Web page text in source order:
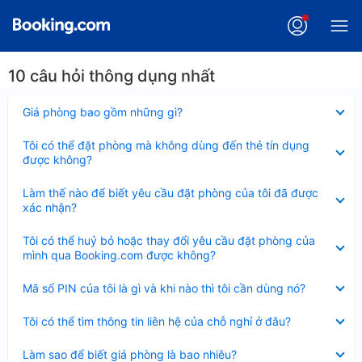
10 câu hỏi thông dụng nhất
Giá phòng bao gồm những gì?
thu
Tôi có thể đặt phòng mà không dùng đến thẻ tín dụng
được không?
thu
gọn
Làm thế nào để biết yêu cầu đặt phòng của tôi đã được
xác nhận?
thu
gọn
Tôi có thể huỷ bỏ hoặc thay đổi yêu cầu đặt phòng của
mình qua Booking.com được không?
thu
gọn
Mã số PIN của tôi là gì và khi nào thì tôi cần dùng nó?
thu
Tôi có thể tìm thông tin liên hệ của chỗ nghỉ ở đâu?
thu
Làm sao để biết giá phòng là bao nhiêu?
thu